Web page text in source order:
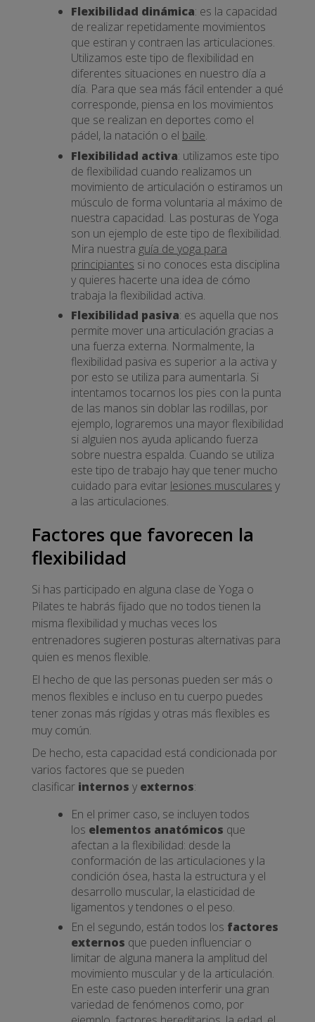
Flexibilidad dinámica: es la capacidad
de realizar repetidamente movimientos
que estiran y contraen las articulaciones.
Utilizamos este tipo de flexibilidad en
diferentes situaciones en nuestro día a
día. Para que sea más fácil entender a qué
corresponde, piensa en los movimientos
que se realizan en deportes como el
pádel, la natación o el baile.
Flexibilidad activa: utilizamos este tipo
de flexibilidad cuando realizamos un
movimiento de articulación o estiramos un
músculo de forma voluntaria al máximo de
nuestra capacidad. Las posturas de Yoga
son un ejemplo de este tipo de flexibilidad.
Mira nuestra guía de yoga para
principiantes si no conoces esta disciplina
y quieres hacerte una idea de cómo
trabaja la flexibilidad activa.
Flexibilidad pasiva: es aquella que nos
permite mover una articulación gracias a
una fuerza externa. Normalmente, la
flexibilidad pasiva es superior a la activa y
por esto se utiliza para aumentarla. Si
intentamos tocarnos los pies con la punta
de las manos sin doblar las rodillas, por
ejemplo, lograremos una mayor flexibilidad
si alguien nos ayuda aplicando fuerza
sobre nuestra espalda. Cuando se utiliza
este tipo de trabajo hay que tener mucho
cuidado para evitar lesiones musculares y
a las articulaciones.
Factores que favorecen la
flexibilidad
Si has participado en alguna clase de Yoga o
Pilates te habrás fijado que no todos tienen la
misma flexibilidad y muchas veces los
entrenadores sugieren posturas alternativas para
quien es menos flexible.
El hecho de que las personas pueden ser más o
menos flexibles e incluso en tu cuerpo puedes
tener zonas más rígidas y otras más flexibles es
muy común.
De hecho, esta capacidad está condicionada por
varios factores que se pueden
clasificar internos y externos:
En el primer caso, se incluyen todos
los elementos anatómicos que
afectan a la flexibilidad: desde la
conformación de las articulaciones y la
condición ósea, hasta la estructura y el
desarrollo muscular, la elasticidad de
ligamentos y tendones o el peso.
En el segundo, están todos los factores
externos que pueden influenciar o
limitar de alguna manera la amplitud del
movimiento muscular y de la articulación.
En este caso pueden interferir una gran
variedad de fenómenos como, por